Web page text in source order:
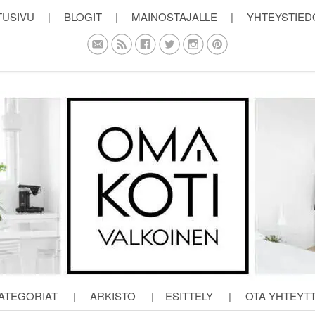
| BLOGIT | MAINOSTAJALLE |
| ARKISTO | ESITTELY | OTA